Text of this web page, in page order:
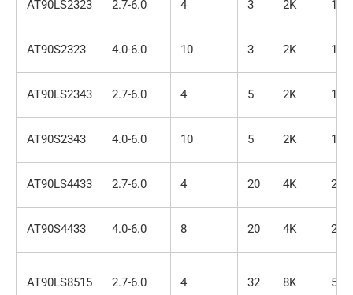
AT90LS2323 2.7-6.0 4 3 2K 128
AT90S2323 4.0-6.0 10 3 2K 128
AT90LS2343 2.7-6.0 4 5 2K 128
AT90S2343 4.0-6.0 10 5 2K 128
AT90LS4433 2.7-6.0 4 20 4K 256
AT90S4433 4.0-6.0 8 20 4K 256
AT90LS8515 2.7-6.0 4 32 8K 512